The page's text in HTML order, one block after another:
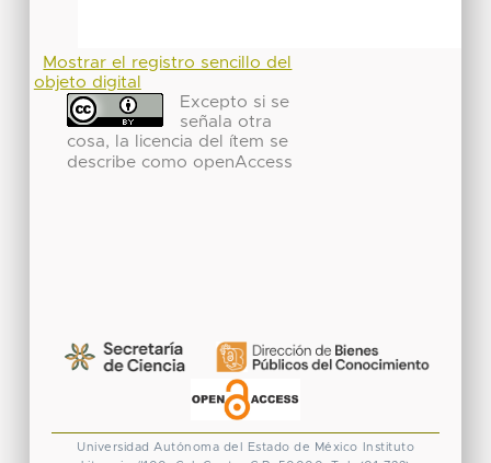
Mostrar el registro sencillo del
objeto digital
Excepto si se
señala otra
cosa, la licencia del ítem se
describe como openAccess
Universidad Autónoma del Estado de México
Instituto